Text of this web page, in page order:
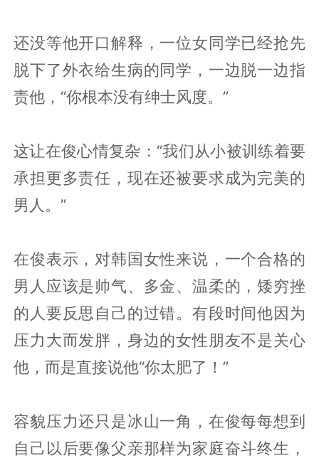
还没等他开口解释，一位女同学已经抢先
脱下了外衣给生病的同学，一边脱一边指
责他，“你根本没有绅士风度。”
这让在俊心情复杂：“我们从小被训练着要
承担更多责任，现在还被要求成为完美的
男人。”
在俊表示，对韩国女性来说，一个合格的
男人应该是帅气、多金、温柔的，矮穷挫
的人要反思自己的过错。有段时间他因为
压力大而发胖，身边的女性朋友不是关心
他，而是直接说他“你太肥了！”
容貌压力还只是冰山一角，在俊每每想到
自己以后要像父亲那样为家庭奋斗终生，